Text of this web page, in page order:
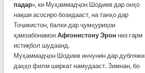
падар», ки Муҳаммадҷон Шодиев дар онҳо
нақши асосиро бозидааст, на танҳо дар
Тоҷикистон, балки дар ҷумҳуриҳои
ҳамзабонамон Афғонистону Эрон низ гарм
истиқбол шудаанд.
Муҳаммадҷон Шодиев инчунин дар дубляжи
даҳҳо филм ширкат намудааст. Зимнан, бо